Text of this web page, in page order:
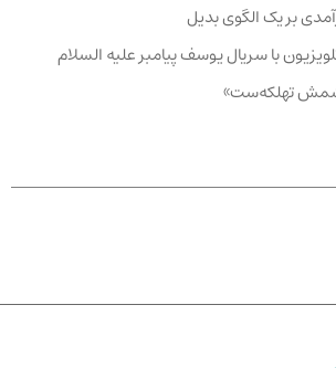
بر یک الگوی بدیل
با سریال یوسف پیامبر علیه السلام
تهلکه‌ست»